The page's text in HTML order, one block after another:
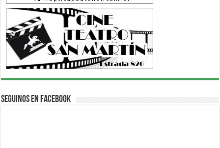
Seguinos en Facebook